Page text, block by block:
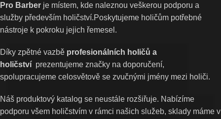
Pro Barber je místem, kde naleznou veškerou podporu a
služby především holičství.Poskytujeme holičům potřebné
nástroje k pokroku jejich řemesel.
Díky zpětné vazbě profesionálních holičů a
holičství prezentujeme značky na doporučení,
spolupracujeme celosvětově se zvučnými jmény mezi holiči.
Náš produktový katalog se neustále rozšiřuje. Nabízíme
podporu všem holičstvím v rámci našich služeb, sklady máme v